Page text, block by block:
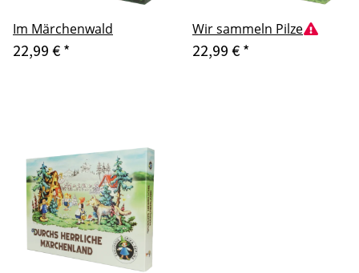
Im Märchenwald
22,99 € *
Wir sammeln Pilze
22,99 € *